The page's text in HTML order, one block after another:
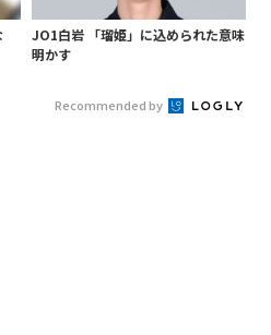
JO1白岩 「瑠姫」に込められた意味
明かす
Recommended by